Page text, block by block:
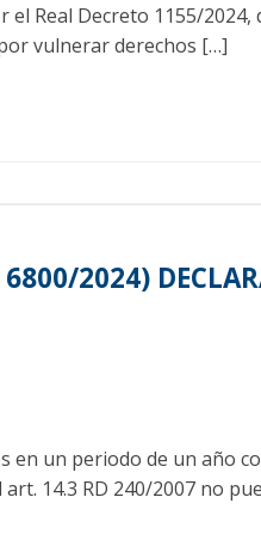
Real Decreto 1155/
vulnerar derechos […]
2024)
un periodo de un año
14.3 RD 240/2007 no